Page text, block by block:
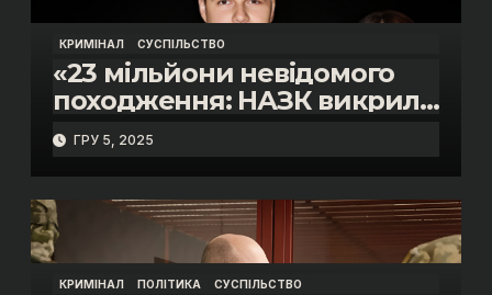
КРИМІНАЛ СУСПІЛЬСТВО
«23 мільйони невідомого
походження: НАЗК викрило
розкішне життя інспектора
митниці “Тиса” Василя
Пупени»
ГРУ 5, 2025
КРИМІНАЛ ПОЛІТИКА СУСПІЛЬСТВО